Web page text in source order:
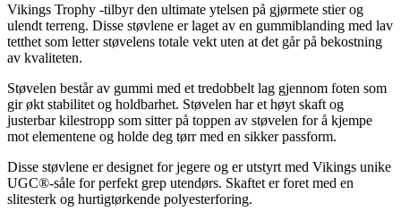
Vikings Trophy -tilbyr den ultimate ytelsen på gjørmete stier og
ulendt terreng. Disse støvlene er laget av en gummiblanding med lav
tetthet som letter støvelens totale vekt uten at det går på bekostning
av kvaliteten.
Støvelen består av gummi med et tredobbelt lag gjennom foten som
gir økt stabilitet og holdbarhet. Støvelen har et høyt skaft og
justerbar kilestropp som sitter på toppen av støvelen for å kjempe
mot elementene og holde deg tørr med en sikker passform.
Disse støvlene er designet for jegere og er utstyrt med Vikings unike
UGC®-såle for perfekt grep utendørs. Skaftet er foret med en
slitesterk og hurtigtørkende polyesterforing.